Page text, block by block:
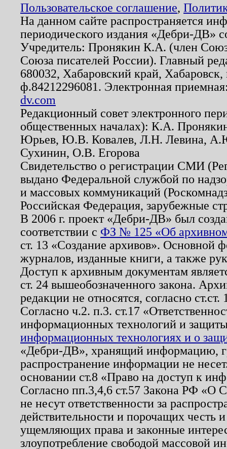
Пользовательское соглашение,
На данном сайте распространяется
периодического издания «Дебри-ДВ»
Учредитель: Пронякин К.А. (член
Союза писателей России). Главный
680032, Хабаровский край,
ф.84212296081. Электронная
dv.com
Редакционный совет электронного
общественных началах): К.А.
Юрьев, Ю.В. Ковалев, Л.Н. Левина,
Сухинин, О.В. Егорова
Свидетельство о регистрации СМИ
выдано Федеральной службой по
и массовых коммуникаций
Российская Федерация, зарубежные
В 2006 г. проект «Дебри-ДВ» был
соответствии с ФЗ № 125 «Об
ст. 13 «Создание архивов». Основной
журналов, изданные книги, а также
Доступ к архивным документам
ст. 24 вышеобозначенного закона.
редакции не относятся, согласно
Согласно ч.2. п.3. ст.17
информационных технологий и
информационных технологиях и о
«Дебри-ДВ», хранящий информацию,
распространение информации не
основании ст.8 «Право на доступ к
Согласно пп.3,4,6 ст.57 Закона РФ «О
не несут ответственности за
действительности и порочащих честь
ущемляющих права и законные
злоупотребление свободой массовой